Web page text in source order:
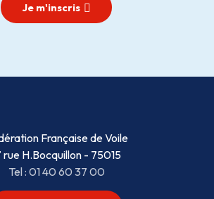
Je m'inscris
Française de Voile
rue H.Bocquillon - 75015
Tel : 01 40 60 37 00